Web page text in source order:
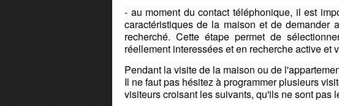
- au moment du contact téléphonique, il est
caractéristiques de la maison et de demander
recherché. Cette étape permet de
réellement interessées et en recherche active et
Pendant la visite de la maison ou de
Il ne faut pas hésitez à programmer plusieurs
visiteurs croisant les suivants, qu'ils ne sont pas